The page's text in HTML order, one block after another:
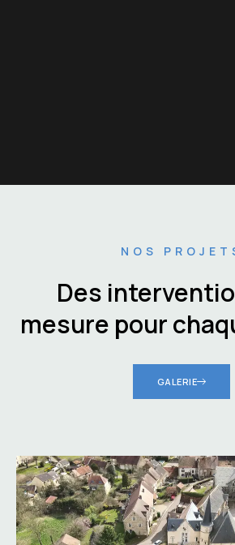
NOS
Des
mesure pour
GALERIE